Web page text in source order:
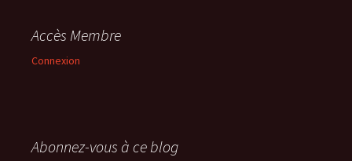
Accès Membre
Connexion
Abonnez-vous à ce blog